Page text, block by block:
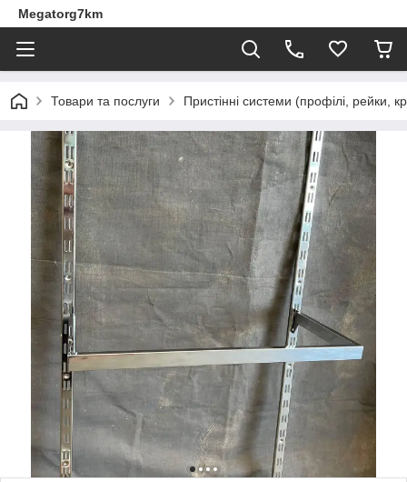
Megatorg7km
Товари та послуги Пристінні системи (профілі, рейки,